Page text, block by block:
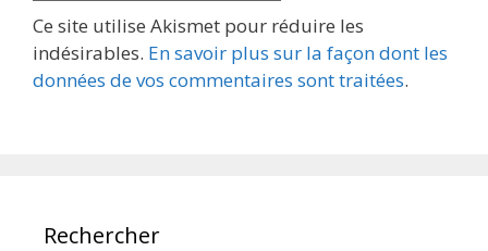
Ce site utilise Akismet pour réduire les
indésirables. En savoir plus sur la façon dont les
données de vos commentaires sont traitées.
Rechercher